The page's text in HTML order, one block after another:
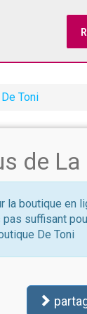
Toni
de
la boutique en
suffisant
De Toni